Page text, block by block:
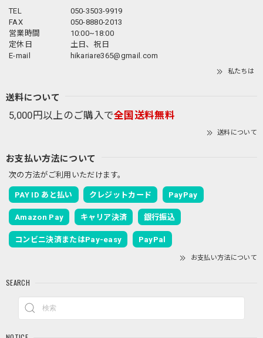
TEL
050-3503-9919
FAX
050-8880-2013
営業時間
10:00~18:00
定休日
土日、祝日
E-mail
hikariare365@gmail.com
私たちは
送料について
5,000円以上のご購入で全国送料無料
送料について
お支払い方法について
次の方法がご利用いただけます。
PAY ID あと払い クレジットカード PayPay
Amazon Pay キャリア決済 銀行振込
コンビニ決済またはPay-easy PayPal
お支払い方法について
SEARCH